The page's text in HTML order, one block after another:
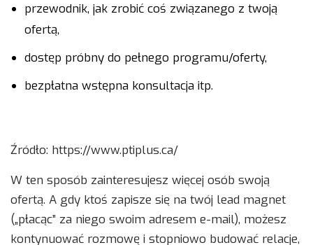
przewodnik, jak zrobić coś związanego z twoją
ofertą,
dostęp próbny do pełnego programu/oferty,
bezpłatna wstępna konsultacja itp.
Źródło: https://www.ptiplus.ca/
W ten sposób zainteresujesz więcej osób swoją
ofertą. A gdy ktoś zapisze się na twój lead magnet
(„płacąc” za niego swoim adresem e-mail), możesz
kontynuować rozmowę i stopniowo budować relacje,